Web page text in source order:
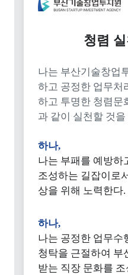
청렴
나는 부산기술창업
하고 공정한 업무처
하고 투명한 청렴문
과 같이 실천할 것
하나,
나는 부패를 예방하
조성하는 길잡이로
상을 위해 노력한다.
하나,
나는 공정한 업무수
청탁을 근절하여 부
받는 직장 문화를